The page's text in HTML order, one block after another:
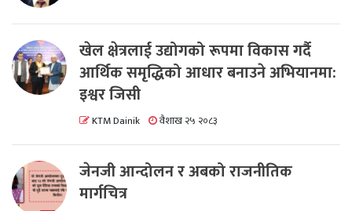
खेल क्षेत्रलाई उद्योगको रूपमा विकास गर्दै
आर्थिक समृद्धिको आधार बनाउने अभियानमा:
इश्वर जिसी
KTM Dainik वैशाख २५ २०८३
जेनजी आन्दोलन र अबको राजनीतिक
मार्गचित्र